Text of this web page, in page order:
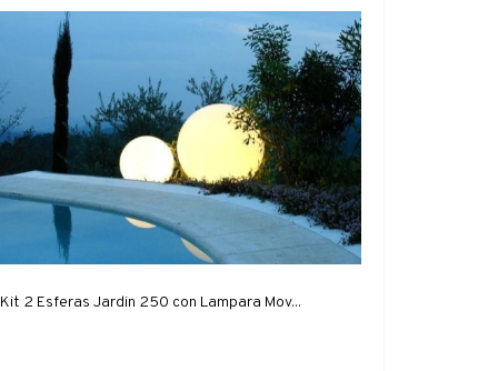
Kit 2 Esferas Jardin 250 con Lampara Mov...